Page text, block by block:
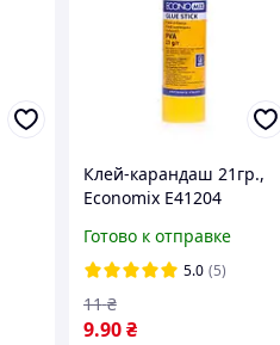
Клей-карандаш 21гр.,
Economix Е41204
Готово к отправке
5.0 (5)
9.90 ₴
11 ₴